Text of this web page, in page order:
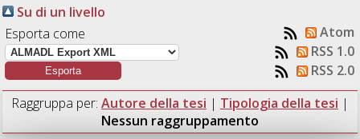
Su di un livello
Esporta come
Atom
RSS 1.0
RSS 2.0
Raggruppa per: Autore della tesi | Tipologia della tesi |
Nessun raggruppamento